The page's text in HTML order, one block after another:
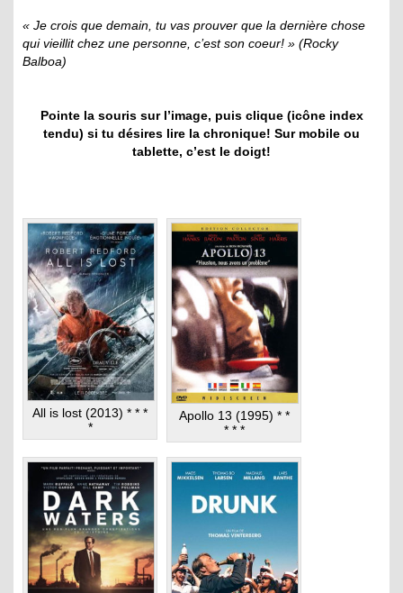
« Je crois que demain, tu vas prouver que la dernière chose
qui vieillit chez une personne, c’est son coeur! » (Rocky
Balboa)
Pointe la souris sur l’image, puis clique (icône index
tendu) si tu désires lire la chronique! Sur mobile ou
tablette, c’est le doigt!
All is lost (2013) * * *
*
Apollo 13 (1995) * *
* * *